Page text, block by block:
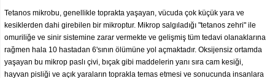
Tetanos mikrobu, genellikle toprakta yaşayan, vücuda çok küçük yara ve
kesiklerden dahi girebilen bir mikroptur. Mikrop salgıladığı "tetanos zehri" ile
omuriliğe ve sinir sistemine zarar vermekte ve gelişmiş tüm tedavi olanaklarına
rağmen hala 10 hastadan 6'sının ölümüne yol açmaktadır. Oksijensiz ortamda
yaşayan bu mikrop paslı çivi, bıçak gibi maddelerin yanı sıra cam kesiği,
hayvan pisliği ve açık yaraların toprakla temas etmesi ve sonucunda insanlara